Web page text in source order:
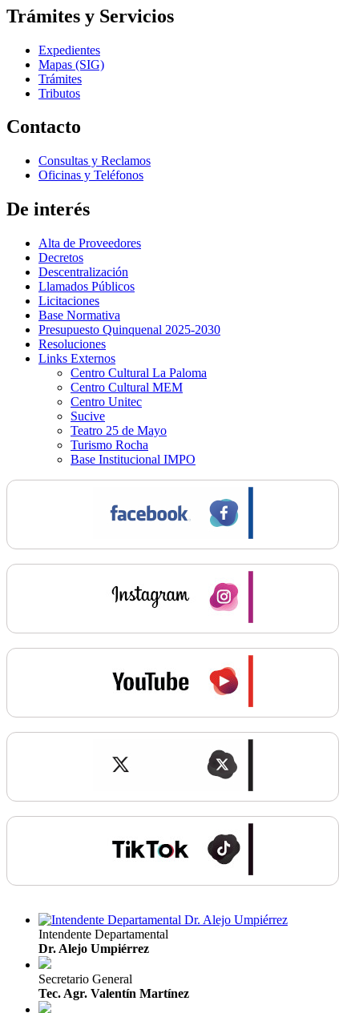
Trámites y Servicios
Expedientes
Mapas (SIG)
Trámites
Tributos
Contacto
Consultas y Reclamos
Oficinas y Teléfonos
De interés
Alta de Proveedores
Decretos
Descentralización
Llamados Públicos
Licitaciones
Base Normativa
Presupuesto Quinquenal 2025-2030
Resoluciones
Links Externos
Centro Cultural La Paloma
Centro Cultural MEM
Centro Unitec
Sucive
Teatro 25 de Mayo
Turismo Rocha
Base Institucional IMPO
Intendente Departamental
Dr. Alejo Umpiérrez
Secretario General
Tec. Agr. Valentín Martínez